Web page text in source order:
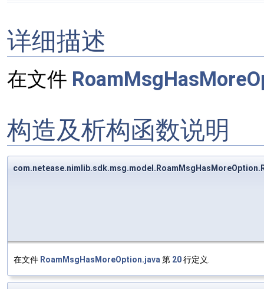
详细描述
在文件
构造及析构函数说明
在文件 RoamMsgHasMoreOption.java第 20行定义.